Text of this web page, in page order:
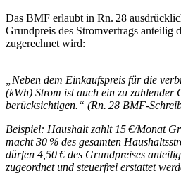
Das BMF erlaubt in Rn. 28
Grundpreis des Stromvertrags anteilig
zugerechnet wird:
„Neben dem Einkaufspreis für die
(kWh) Strom ist auch ein zu zahlender
berücksichtigen.“ (Rn. 28 BMF-
Beispiel: Haushalt zahlt 15 €/Monat
macht 30 % des gesamten
dürfen 4,50 € des Grundpreises
zugeordnet und steuerfrei erstattet